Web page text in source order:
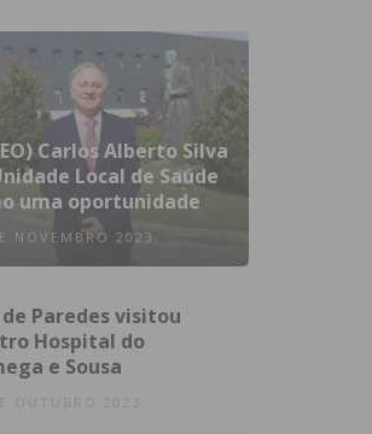
Carlos Alberto Silva
Local de Saúde
uma oportunidade
NOVEMBRO 2023
de Paredes visitou
Hospital do
e Sousa
OUTUBRO 2023